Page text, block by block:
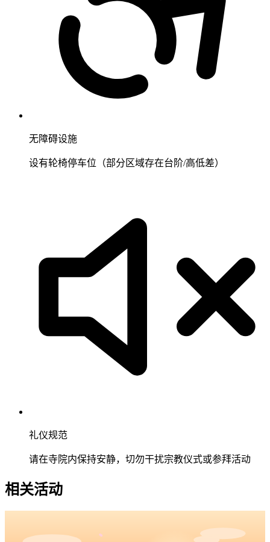
无障碍设施
设有轮椅停车位（部分区域存在台阶/高低差）
礼仪规范
请在寺院内保持安静，切勿干扰宗教仪式或参拜活动
相关活动